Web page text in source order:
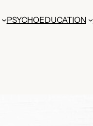
PSYCHOEDUCATION